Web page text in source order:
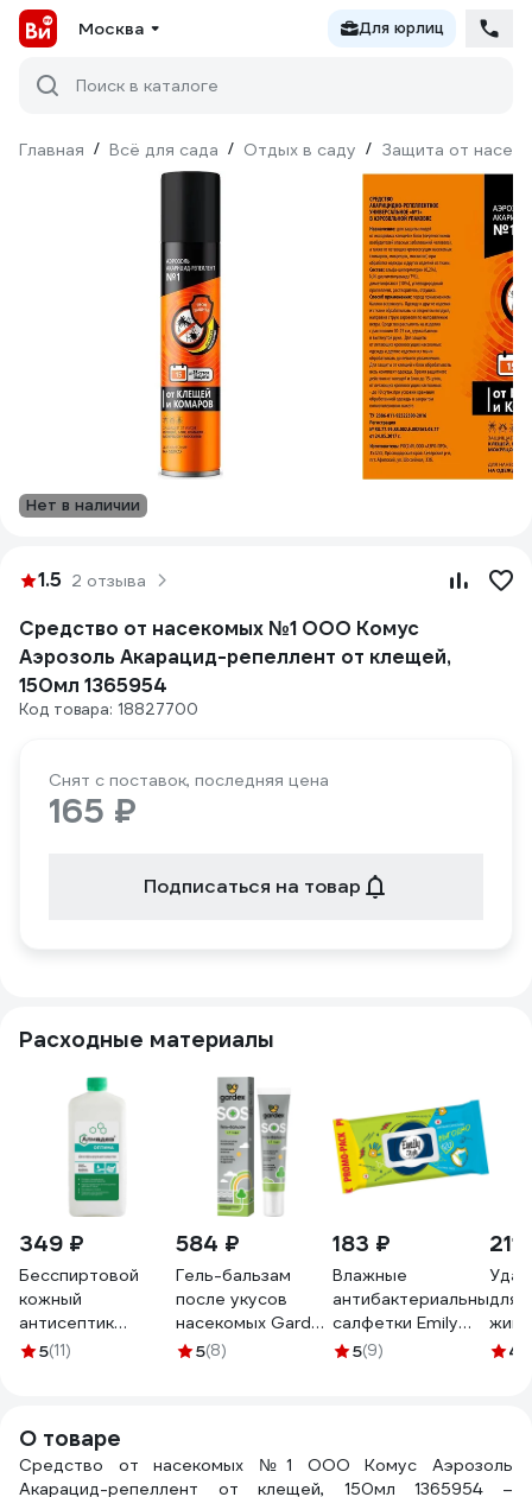
Москва Для юрлиц
Поиск в каталоге
Главная / Всё для сада / Отдых в саду / Защита от
Нет в наличии
1.5 2 отзыва
Средство от насекомых №1 ООО Комус
Аэрозоль Акарацид-репеллент от клещей,
150мл 1365954
Код товара: 18827700
Снят с поставок, последняя цена
165 ₽
Подписаться на товар
Расходные материалы
349 ₽
Бесспиртовой
кожный
антисептик
АЛМАДЕЗ Оптима
5(11)
584 ₽
Гель-бальзам
после укусов
насекомых Gardex
25 мл (24)
5(8)
183 ₽
Влажные
антибактериальные
салфетки Emily
Style упаковка 120
5(9)
211
для
4.8
О товаре
Средство от насекомых №1 ООО Комус Аэрозоль
Акарацид-репеллент от клещей, 150мл 1365954 –